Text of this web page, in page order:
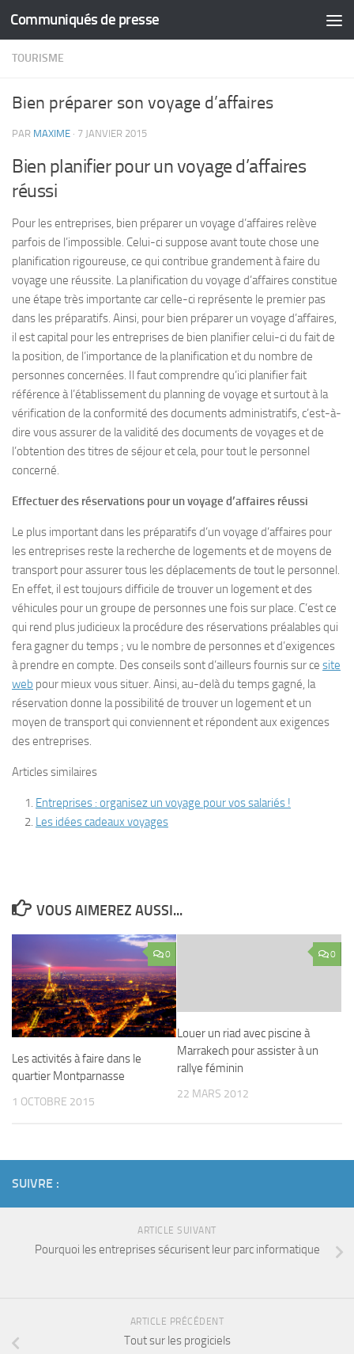
Skip to content
Communiqués de presse
TOURISME
Bien préparer son voyage d’affaires
PAR MAXIME · 7 JANVIER 2015
Bien planifier pour un voyage d’affaires
réussi
Pour les entreprises, bien préparer un voyage d’affaires relève
parfois de l’impossible. Celui-ci suppose avant toute chose une
planification rigoureuse, ce qui contribue grandement à faire du
voyage une réussite. La planification du voyage d’affaires constitue
une étape très importante car celle-ci représente le premier pas
dans les préparatifs. Ainsi, pour bien préparer un voyage d’affaires,
il est capital pour les entreprises de bien planifier celui-ci du fait de
la position, de l’importance de la planification et du nombre de
personnes concernées. Il faut comprendre qu’ici planifier fait
référence à l’établissement du planning de voyage et surtout à la
vérification de la conformité des documents administratifs, c’est-à-
dire vous assurer de la validité des documents de voyages et de
l’obtention des titres de séjour et cela, pour tout le personnel
concerné.
Effectuer des réservations pour un voyage d’affaires réussi
Le plus important dans les préparatifs d’un voyage d’affaires pour
les entreprises reste la recherche de logements et de moyens de
transport pour assurer tous les déplacements de tout le personnel.
En effet, il est toujours difficile de trouver un logement et des
véhicules pour un groupe de personnes une fois sur place. C’est ce
qui rend plus judicieux la procédure des réservations préalables qui
fera gagner du temps ; vu le nombre de personnes et d’exigences
à prendre en compte. Des conseils sont d’ailleurs fournis sur ce site
web pour mieux vous situer. Ainsi, au-delà du temps gagné, la
réservation donne la possibilité de trouver un logement et un
moyen de transport qui conviennent et répondent aux exigences
des entreprises.
Articles similaires
Entreprises : organisez un voyage pour vos salariés !
Les idées cadeaux voyages
VOUS AIMEREZ AUSSI...
0
Les activités à faire dans le
quartier Montparnasse
1 OCTOBRE 2015
0
Louer un riad avec piscine à
Marrakech pour assister à un
rallye féminin
22 MARS 2012
SUIVRE :
ARTICLE SUIVANT
Pourquoi les entreprises sécurisent leur parc informatique
ARTICLE PRÉCÉDENT
Tout sur les progiciels